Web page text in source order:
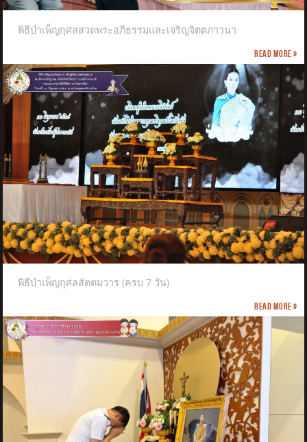
พิธีบำเพ็ญกุศลสวดพระอภิธรรมและเจริญจิตตภาวนา
Read more »
พิธีบำเพ็ญกุศลสัตตมวาร (ครบ 7 วัน)
Read more »